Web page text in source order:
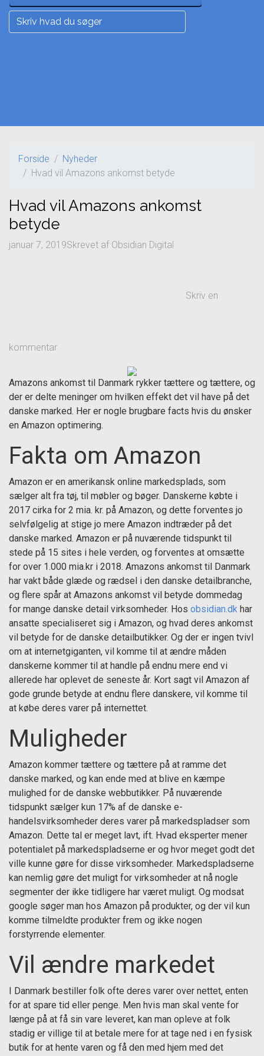
Forside
Nyheder
Hvad vil Amazons ankomst betyde
Hvad vil Amazons ankomst
betyde
januar 7, 2019Skrevet af Obsidian Digital
Skriv en
kommentar
Amazons ankomst til Danmark rykker tættere og tættere, og
der er delte meninger om hvilken effekt det vil have på det
danske marked. Her er nogle brugbare facts hvis du ønsker
en Amazon optimering.
Fakta om Amazon
Amazon er en amerikansk online markedsplads, som
sælger alt fra tøj, til møbler og bøger. Danskerne købte i
2017 cirka for 2 mia. kr. på Amazon, og dette forventes jo
selvfølgelig at stige jo mere Amazon indtræder på det
danske marked. Amazon er på nuværende tidspunkt til
stede på 15 sites i hele verden, og forventes at omsætte
for over 1.000 mia.kr i 2018. Amazons ankomst til Danmark
har vakt både glæde og rædsel i den danske detailbranche,
og flere spår at Amazons ankomst vil betyde dommedag
for mange danske detail virksomheder. Hos obsidian.dk har
ansatte specialiseret sig i Amazon, og hvad deres ankomst
vil betyde for de danske detailbutikker. Og der er ingen tvivl
om at internetgiganten, vil komme til at ændre måden
danskerne kommer til at handle på endnu mere end vi
allerede har oplevet de seneste år. Kort sagt vil Amazon af
gode grunde betyde at endnu flere danskere, vil komme til
at købe deres varer på internettet.
Muligheder
Amazon kommer tættere og tættere på at ramme det
danske marked, og kan ende med at blive en kæmpe
mulighed for de danske webbutikker. På nuværende
tidspunkt sælger kun 17% af de danske e-
handelsvirksomheder deres varer på markedspladser som
Amazon. Dette tal er meget lavt, ift. Hvad eksperter mener
potentialet på markedspladserne er og hvor meget godt det
ville kunne gøre for disse virksomheder. Markedspladserne
kan nemlig gøre det muligt for virksomheder at nå nogle
segmenter der ikke tidligere har været muligt. Og modsat
google søger man hos Amazon på produkter, og der vil kun
komme tilmeldte produkter frem og ikke nogen
forstyrrende elementer.
Vil ændre markedet
I Danmark bestiller folk ofte deres varer over nettet, enten
for at spare tid eller penge. Men hvis man skal vente for
længe på at få sin vare leveret, kan man opleve at folk
stadig er villige til at betale mere for at tage ned i en fysisk
butik for at hente varen og få den med hjem med det